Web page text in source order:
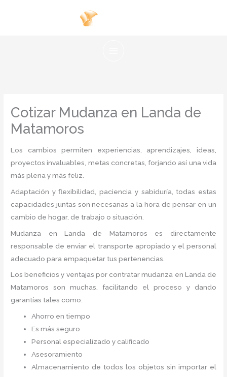
Cotizar Mudanza en Landa de
Matamoros
Los cambios permiten experiencias, aprendizajes, ideas,
proyectos invaluables, metas concretas, forjando así una vida
más plena y más feliz.
Adaptación y flexibilidad, paciencia y sabiduría, todas estas
capacidades juntas son necesarias a la hora de pensar en un
cambio de hogar, de trabajo o situación.
Mudanza en Landa de Matamoros es directamente
responsable de enviar el transporte apropiado y el personal
adecuado para empaquetar tus pertenencias.
Los beneficios y ventajas por contratar mudanza en Landa de
Matamoros
son muchas, facilitando el proceso y dando
garantías tales como:
Ahorro en tiempo
Es más seguro
Personal especializado y calificado
Asesoramiento
Almacenamiento de todos los objetos sin importar el